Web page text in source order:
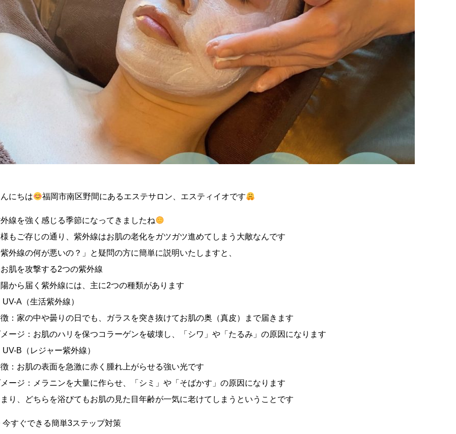
にちは 福岡市南区野間にあるエステサロン、エスティイオです
線を強く感じる季節になってきましたね
もご存じの通り、紫外線はお肌の老化をガツガツ進めてしまう大敵なんです
外線の何が悪いの？」と疑問の方に簡単に説明いたしますと、
肌を攻撃する2つの紫外線
から届く紫外線には、主に2つの種類があります
A（生活紫外線）
：家の中や曇りの日でも、ガラスを突き抜けてお肌の奥（真皮）まで届きます
ージ：お肌のハリを保つコラーゲンを破壊し、「シワ」や「たるみ」の原因になります
B（レジャー紫外線）
：お肌の表面を急激に赤く腫れ上がらせる強い光です
ージ：メラニンを大量に作らせ、「シミ」や「そばかす」の原因になります
り、どちらを浴びてもお肌の見た目年齢が一気に老けてしまうということです
今すぐできる簡単3ステップ対策